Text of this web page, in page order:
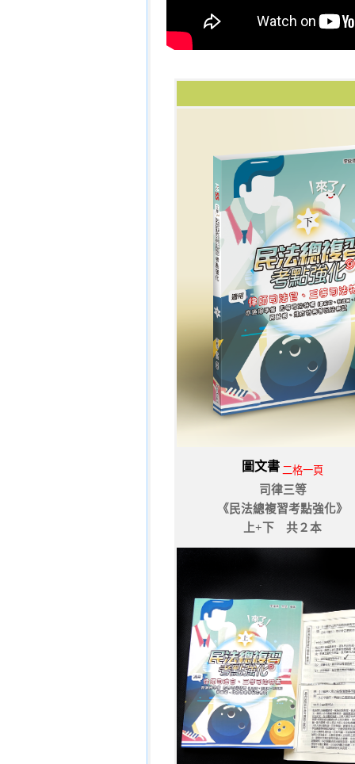
圖文書 二格一頁
司律三等
《民法總複習考點強化》
上+下 共２本